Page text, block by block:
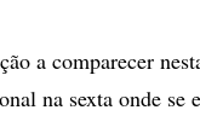
a comparecer
na sexta onde se